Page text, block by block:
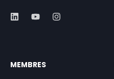
MEMBRES